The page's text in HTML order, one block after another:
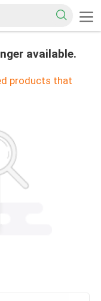
available.
products that